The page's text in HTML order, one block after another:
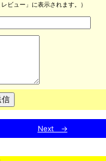
ビュー」に表示されます。）
Next →